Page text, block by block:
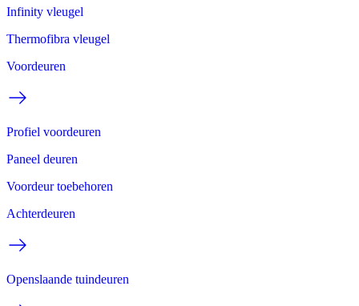
Infinity vleugel
Thermofibra vleugel
Voordeuren
Profiel voordeuren
Paneel deuren
Voordeur toebehoren
Achterdeuren
Openslaande tuindeuren